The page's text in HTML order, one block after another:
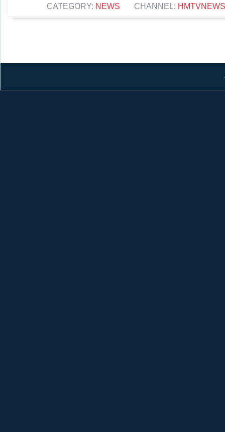
CATEGORY: NEWS CHANNEL: HMTVNEWS